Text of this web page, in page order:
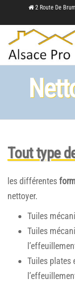
content
2 Route De
Tout type
les différentes
nettoyer.
Tuiles
Tuiles
Tuiles plates